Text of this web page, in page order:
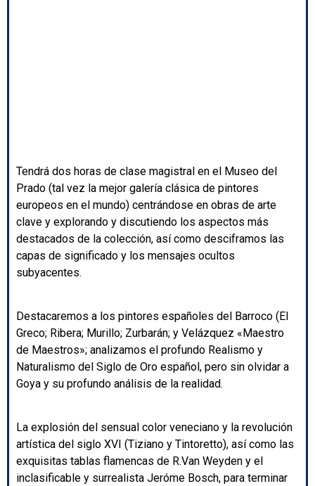
Tendrá dos horas de clase magistral en el Museo del
Prado (tal vez la mejor galería clásica de pintores
europeos en el mundo) centrándose en obras de arte
clave y explorando y discutiendo los aspectos más
destacados de la colección, así como desciframos las
capas de significado y los mensajes ocultos
subyacentes.
Destacaremos a los pintores españoles del Barroco (El
Greco; Ribera; Murillo; Zurbarán; y Velázquez «Maestro
de Maestros»; analizamos el profundo Realismo y
Naturalismo del Siglo de Oro español, pero sin olvidar a
Goya y su profundo análisis de la realidad.
La explosión del sensual color veneciano y la revolución
artística del siglo XVI (Tiziano y Tintoretto), así como las
exquisitas tablas flamencas de R.Van Weyden y el
inclasificable y surrealista Jeróme Bosch, para terminar